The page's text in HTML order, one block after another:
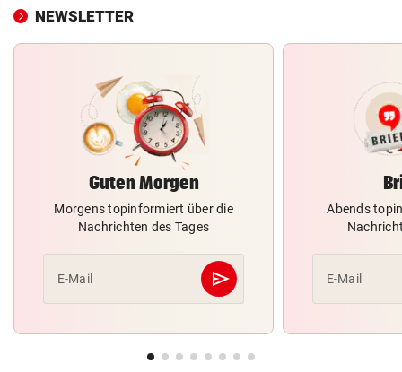
NEWSLETTER
Guten Morgen
Morgens topinformiert über die
Nachrichten des Tages
E-Mail send
Abschicken
Abends
E-Mail